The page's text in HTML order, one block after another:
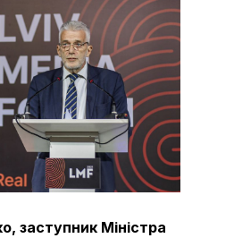
заступник Міністра